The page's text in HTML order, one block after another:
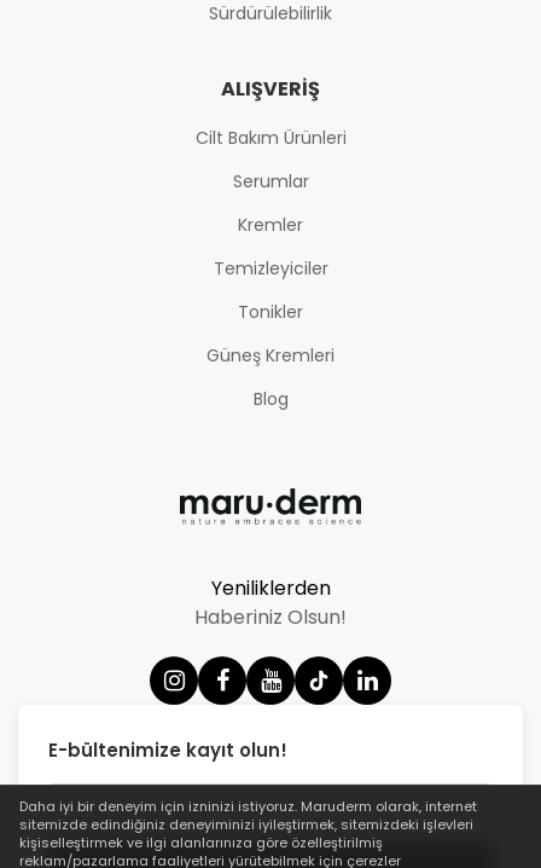
Sürdürülebilirlik
ALIŞVERIŞ
Cilt Bakım Ürünleri
Serumlar
Kremler
Temizleyiciler
Tonikler
Güneş Kremleri
Blog
Yeniliklerden
Haberiniz Olsun!
E-bültenimize kayıt olun!
Daha iyi bir deneyim için izninizi istiyoruz. Maruderm olarak, internet
sitemizde edindiğiniz deneyiminizi iyileştirmek, sitemizdeki işlevleri
kişiselleştirmek ve ilgi alanlarınıza göre özelleştirilmiş
reklam/pazarlama faaliyetleri yürütebilmek için çerezler